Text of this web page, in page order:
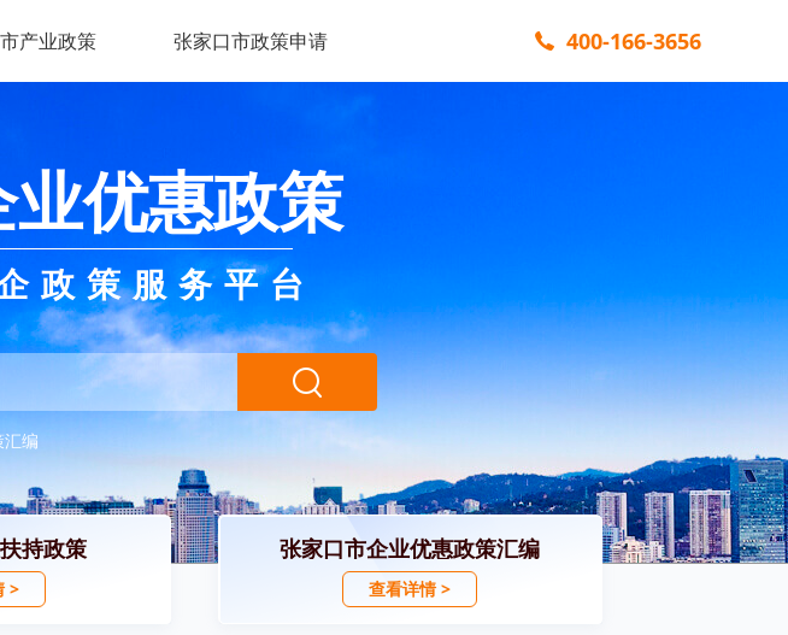
产业政策 张家口市政策申请 400-166-3656
优惠政策
政策服务平台
汇编
持政策
>
张家口市企业优惠政策汇编
查看详情 >